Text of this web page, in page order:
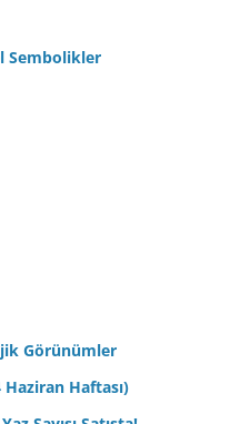
Sembolikler
Görünümler
Haftası)